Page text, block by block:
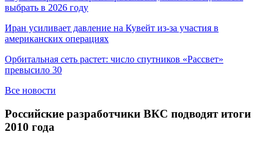
выбрать в 2026 году
Иран усиливает давление на Кувейт из-за участия в
американских операциях
Орбитальная сеть растет: число спутников «Рассвет»
превысило 30
Все новости
Российские разработчики ВКС подводят итоги
2010 года